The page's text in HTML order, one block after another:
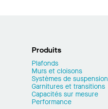
Produits
Plafonds
Murs et cloisons
Systèmes de suspension
Garnitures et transitions
Capacités sur mesure
Performance